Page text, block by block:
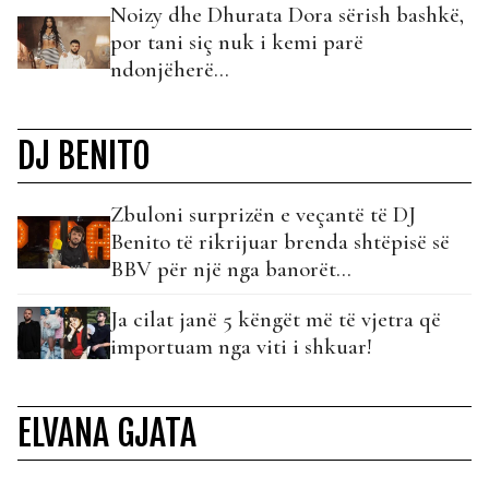
Noizy dhe Dhurata Dora sërish bashkë,
por tani siç nuk i kemi parë
ndonjëherë…
DJ BENITO
Zbuloni surprizën e veçantë të DJ
Benito të rikrijuar brenda shtëpisë së
BBV për një nga banorët…
Ja cilat janë 5 këngët më të vjetra që
importuam nga viti i shkuar!
ELVANA GJATA